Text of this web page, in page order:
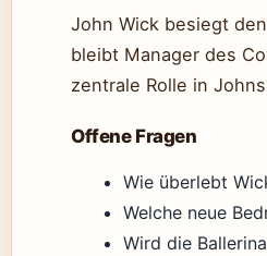
John Wick besiegt
bleibt Manager des
zentrale Rolle in
Offene Fragen
Wie überlebt
Welche neue
Wird die